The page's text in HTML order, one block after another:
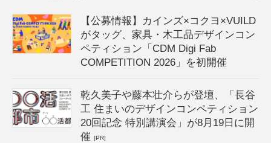
【公募情報】カインズ×コクヨ×VUILD
がタッグ、家具・木工品デザインコン
ペティション「CDM Digi Fab
COMPETITION 2026」を初開催
乾久美子や藤本壮介らが登壇、「長谷
工 住まいのデザインコンペティション
20回記念 特別講演会」が8月19日に開
催[PR]